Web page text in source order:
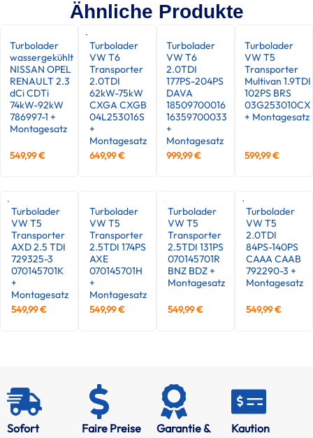
Ähnliche Produkte
Turbolader
wassergekühlt
NISSAN OPEL
RENAULT 2.3
dCi CDTi
74kW-92kW
786997-1 +
Montagesatz
549,99€
Turbolader
VW T6
Transporter
2.0TDI
62kW-75kW
CXGA CXGB
04L253016S
+
Montagesatz
649,99€
Turbolader
VW T6
2.0TDI
177PS-204PS
DAVA
18509700016
16359700033
+
Montagesatz
999,99€
Turbolader
VW T5
Transporter
Multivan 1.9TDI
102PS BRS
03G253010CX
+ Montagesatz
599,99€
Turbolader
VW T5
Transporter
AXD 2.5 TDI
729325-3
070145701K
+
Montagesatz
549,99€
Turbolader
VW T5
Transporter
2.5TDI 174PS
AXE
070145701H
+
Montagesatz
549,99€
Turbolader
VW T5
Transporter
2.5TDI 131PS
070145701R
BNZ BDZ +
Montagesatz
549,99€
Turbolader
VW T5
2.0TDI
84PS-140PS
CAAA CAAB
792290-3 +
Montagesatz
549,99€
Sofort
Faire Preise
Garantie &
Kaution